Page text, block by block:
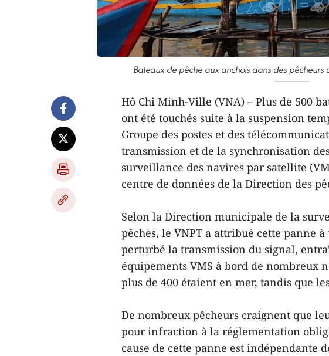
Bateaux de pêche aux anchois dans des pêcheurs
Hô Chi Minh-Ville (VNA) – Plus de 500
ont été touchés suite à la suspension
Groupe des postes et des
transmission et de la synchronisation
surveillance des navires par satellite
centre de données de la Direction des
Selon la Direction municipale de la
pêches, le VNPT a attribué cette panne
perturbé la transmission du signal,
équipements VMS à bord de nombreux
plus de 400 étaient en mer, tandis que
De nombreux pêcheurs craignent que
pour infraction à la réglementation
cause de cette panne est indépendante